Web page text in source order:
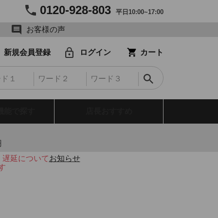
0120-928-803 平日10:00~17:00
お客様の声
新規会員登録 ログイン カート
延についてお知らせ